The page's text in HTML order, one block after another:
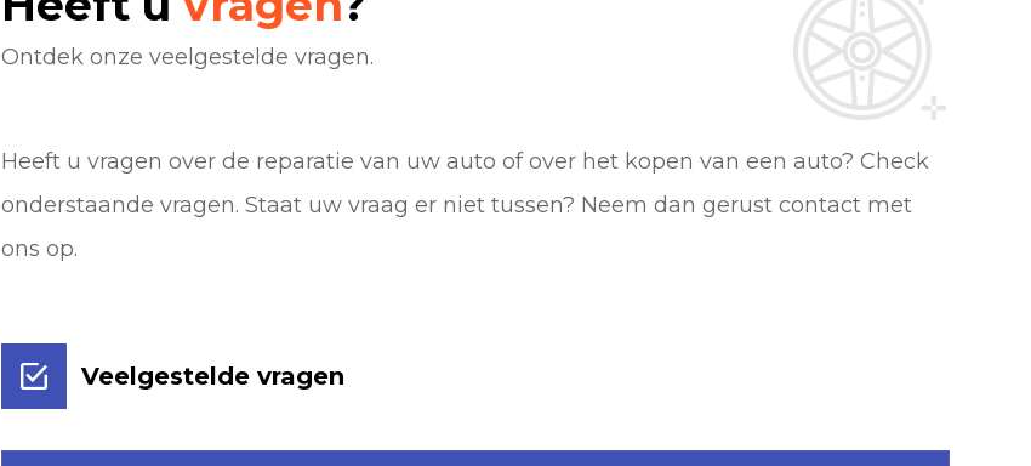
Ontdek onze veelgestelde vragen.
Heeft u vragen over de reparatie van uw auto of over het kopen van een auto? Check
onderstaande vragen. Staat uw vraag er niet tussen? Neem dan gerust contact met
ons op.
Veelgestelde vragen